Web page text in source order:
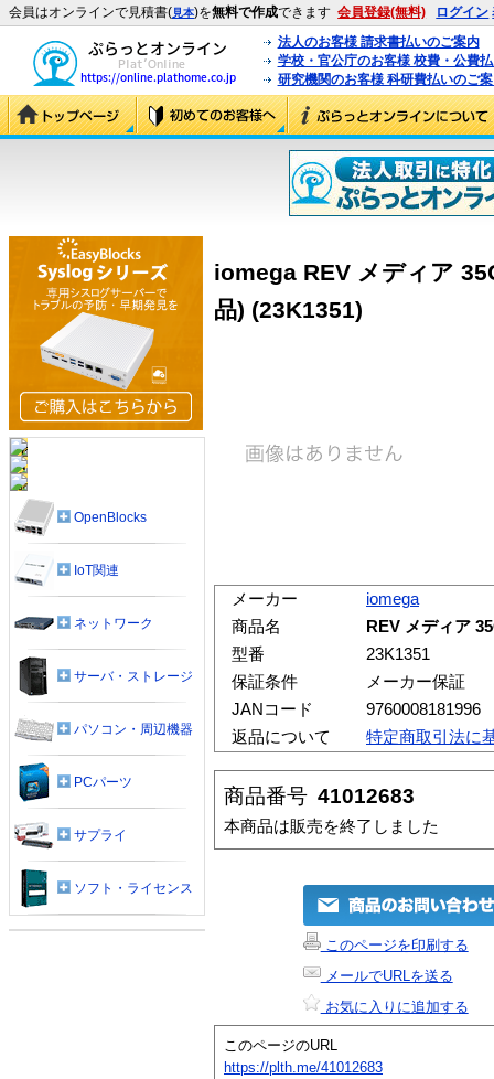
会員はオンラインで見積書(見本)を無料で作成できます 会員登録(無料) ログイン
法人のお客様 請求書払いのご案内
学校・官公庁のお客様 校費・公費
研究機関のお客様 科研費払いのご
iomega REV メディア
品) (23K1351)
メーカー
iomega
商品名
REV メディア
型番
23K1351
保証条件
メーカー保証
JANコード
9760008181996
返品について
特定商取引法に
商品番号 41012683
本商品は販売を終了しました
このページを印刷する
メールでURLを送る
お気に入りに追加する
このページのURL
https://plth.me/41012683
OpenBlocks
IoT関連
ネットワーク
サーバ・ストレージ
パソコン・周辺機器
PCパーツ
サプライ
ソフト・ライセンス